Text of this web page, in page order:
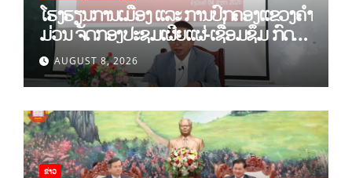
ໂຮງຮຽນການເມືອງ ແລະ ການປົກຄອງແຂວງຄຳ
ມ່ວນ ຈັດກອງປະຊຸມເຜີຍແຜ່-ເຊື່ອມຊຶມ ກົດ
ລະບຽບ ຂອງພັກປະຊາຊົນປະຕິວັດລາວ ສະໄໝ
ທີ XII.
AUGUST 8, 2026
ຂ່າວ